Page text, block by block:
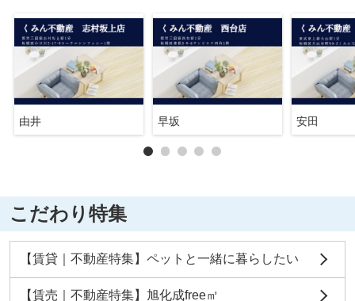
由井 早坂 安田
こだわり特集
【賃貸｜不動産特集】ペットと一緒に暮らしたい
【賃売｜不動産特集】旭化成free㎡